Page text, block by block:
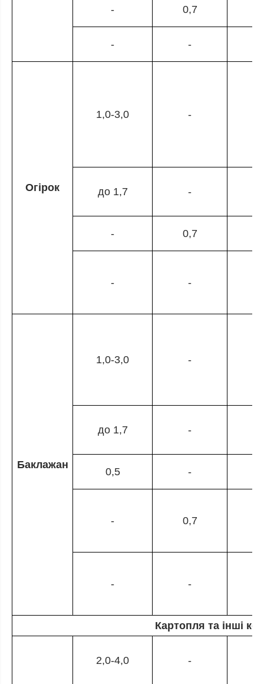
- 0,7
- -
Огірок
1,0-3,0 -
до 1,7 -
- 0,7
- -
Баклажан
1,0-3,0 -
до 1,7 -
0,5 -
- 0,7
- -
Картопля та інші
2,0-4,0 -